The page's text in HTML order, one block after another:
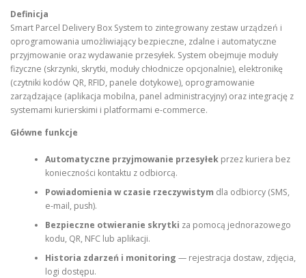
Definicja
Smart Parcel Delivery Box System to zintegrowany zestaw urządzeń i
oprogramowania umożliwiający bezpieczne, zdalne i automatyczne
przyjmowanie oraz wydawanie przesyłek. System obejmuje moduły
fizyczne (skrzynki, skrytki, moduły chłodnicze opcjonalnie), elektronikę
(czytniki kodów QR, RFID, panele dotykowe), oprogramowanie
zarządzające (aplikacja mobilna, panel administracyjny) oraz integrację z
systemami kurierskimi i platformami e‑commerce.
Główne funkcje
Automatyczne przyjmowanie przesyłekprzez kuriera bez
konieczności kontaktu z odbiorcą.
Powiadomienia w czasie rzeczywistym dla odbiorcy (SMS,
e‑mail, push).
Bezpieczne otwieranie skrytki za pomocą jednorazowego
kodu, QR, NFC lub aplikacji.
Historia zdarzeń i monitoring — rejestracja dostaw, zdjęcia,
logi dostępu.